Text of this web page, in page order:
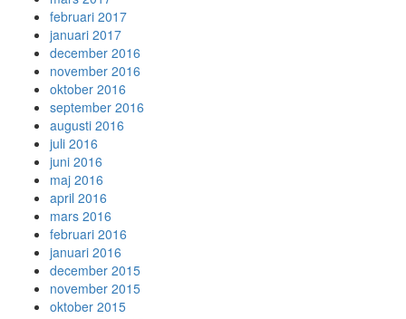
februari 2017
januari 2017
december 2016
november 2016
oktober 2016
september 2016
augusti 2016
juli 2016
juni 2016
maj 2016
april 2016
mars 2016
februari 2016
januari 2016
december 2015
november 2015
oktober 2015